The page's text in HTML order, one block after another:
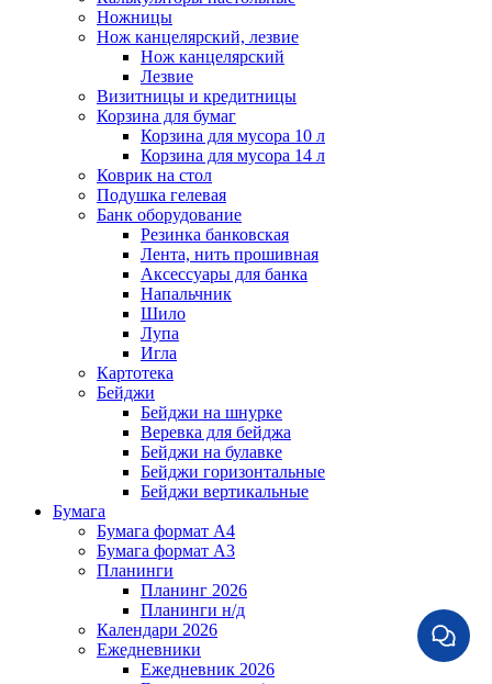
Ножницы
Нож канцелярский, лезвие
Нож канцелярский
Лезвие
Визитницы и кредитницы
Корзина для бумаг
Корзина для мусора 10 л
Корзина для мусора 14 л
Коврик на стол
Подушка гелевая
Банк оборудование
Резинка банковская
Лента, нить прошивная
Аксессуары для банка
Напальчник
Шило
Лупа
Игла
Картотека
Бейджи
Бейджи на шнурке
Веревка для бейджа
Бейджи на булавке
Бейджи горизонтальные
Бейджи вертикальные
Бумага
Бумага формат А4
Бумага формат А3
Планинги
Планинг 2026
Планинги н/д
Календари 2026
Ежедневники
Ежедневник 2026